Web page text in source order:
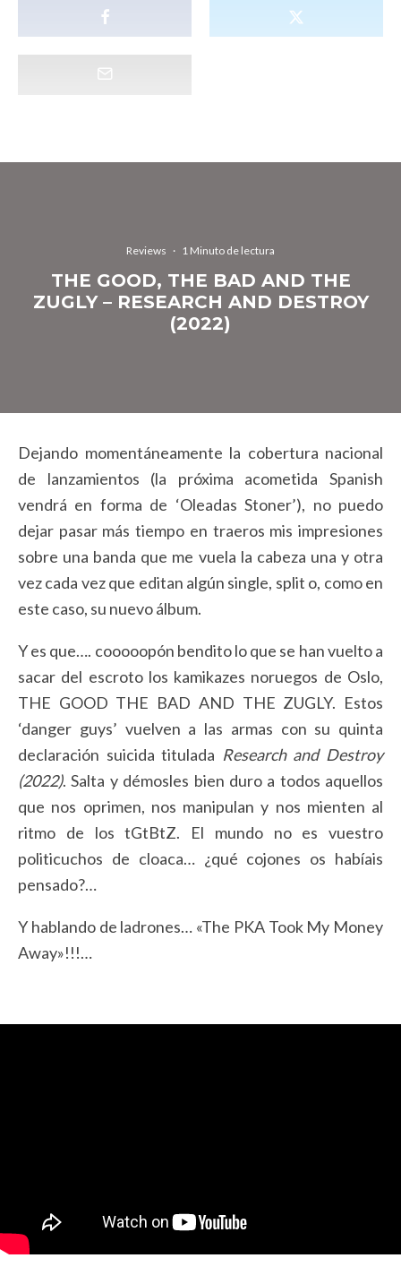
Reviews · 1 Minuto de lectura
THE GOOD, THE BAD AND THE
ZUGLY – RESEARCH AND DESTROY
(2022)
Dejando momentáneamente la cobertura nacional
de lanzamientos (la próxima acometida Spanish
vendrá en forma de ‘Oleadas Stoner’), no puedo
dejar pasar más tiempo en traeros mis impresiones
sobre una banda que me vuela la cabeza una y otra
vez cada vez que editan algún single, split o, como en
este caso, su nuevo álbum.
Y es que…. cooooopón bendito lo que se han vuelto a
sacar del escroto los kamikazes noruegos de Oslo,
THE GOOD THE BAD AND THE ZUGLY. Estos
‘danger guys’ vuelven a las armas con su quinta
declaración suicida titulada Research and Destroy
(2022). Salta y démosles bien duro a todos aquellos
que nos oprimen, nos manipulan y nos mienten al
ritmo de los tGtBtZ. El mundo no es vuestro
politicuchos de cloaca… ¿qué cojones os habíais
pensado?…
Y hablando de ladrones… «The PKA Took My Money
Away»!!!…